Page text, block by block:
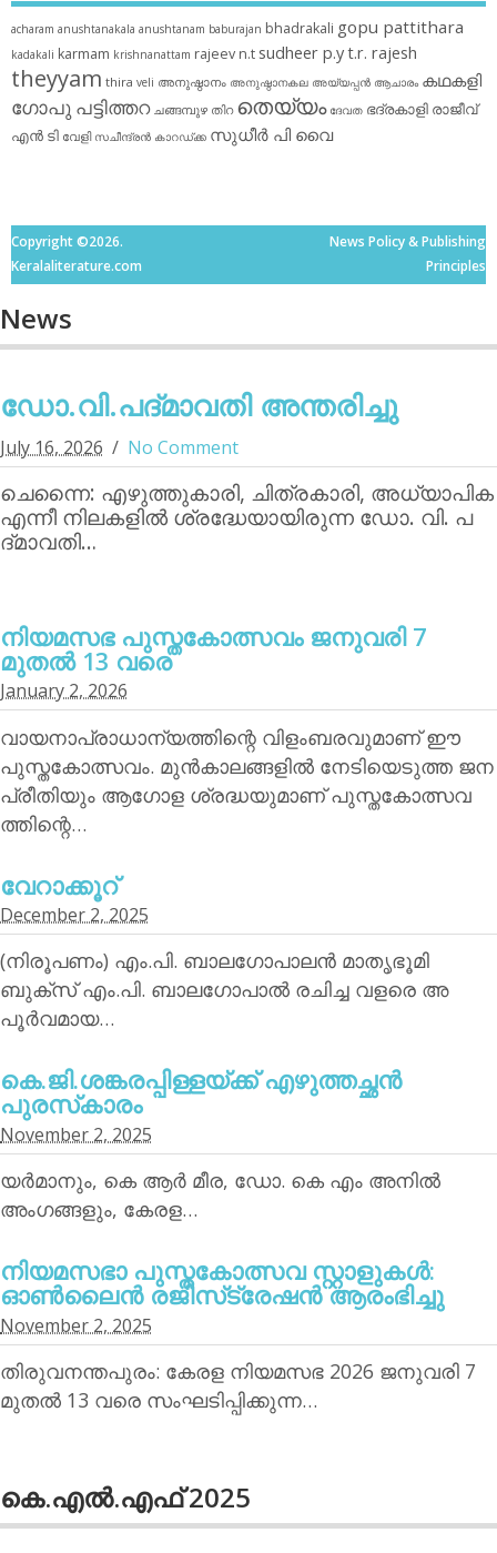
acharam anushtanakala anushtanam baburajan bhadrakali gopu pattithara
kadakali karmam krishnanattam rajeev n.t sudheer p.yt.r. rajesh
theyyam thira veli അനുഷ്ഠാനം അനുഷ്ഠാനകല അയ്യപ്പന്‍ ആചാരം കഥകളി
ഗോപു പട്ടിത്തറ ചങ്ങമ്പുഴ തിറ തെയ്യം ദേവത ഭദ്രകാളി രാജീവ്
എൻ ടി വേളി സചീന്ദ്രന്‍ കാറഡ്ക്ക സുധീര്‍ പി വൈ
Copyright ©2026.
Keralaliterature.com
News Policy & Publishing
Principles
News
ഡോ.വി.പദ്മാവതി അന്തരിച്ചു
July 16, 2026 No Comment
ചെന്നൈ: എഴുത്തുകാരി, ചിത്രകാരി, അധ്യാപിക
എന്നീ നിലകളില്‍ ശ്രദ്ധേയായിരുന്ന ഡോ. വി. പ
ദ്മാവതി…
നിയമസഭ പുസ്തകോത്സവം ജനുവരി 7
മുതല്‍ 13 വരെ
January 2, 2026
വായനാപ്രാധാന്യത്തിന്റെ വിളംബരവുമാണ് ഈ
പുസ്തകോത്സവം. മുന്‍കാലങ്ങളില്‍ നേടിയെടുത്ത ജന
പ്രീതിയും ആഗോള ശ്രദ്ധയുമാണ് പുസ്തകോത്സവ
ത്തിന്റെ…
വേറാക്കൂറ്
December 2, 2025
(നിരൂപണം) എം.പി. ബാലഗോപാലന്‍ മാതൃഭൂമി
ബുക്‌സ് എം.പി. ബാലഗോപാല്‍ രചിച്ച വളരെ അ
പൂര്‍വമായ…
കെ.ജി.ശങ്കരപ്പിള്ളയ്ക്ക് എഴുത്തച്ഛന്‍
പുരസ്‌കാരം
November 2, 2025
യര്‍മാനും, കെ ആര്‍ മീര, ഡോ. കെ എം അനില്‍
അംഗങ്ങളും, കേരള…
നിയമസഭാ പുസ്തകോത്സവ സ്റ്റാളുകള്‍:
ഓണ്‍ലൈന്‍ രജിസ്‌ട്രേഷന്‍ ആരംഭിച്ചു
November 2, 2025
തിരുവനന്തപുരം: കേരള നിയമസഭ 2026 ജനുവരി 7
മുതല്‍ 13 വരെ സംഘടിപ്പിക്കുന്ന…
കെ.എല്‍.എഫ് 2025